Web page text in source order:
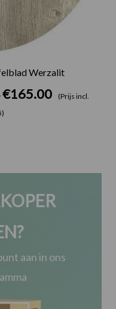
Werzalit
€165.00
(Prijs incl.
aan in ons